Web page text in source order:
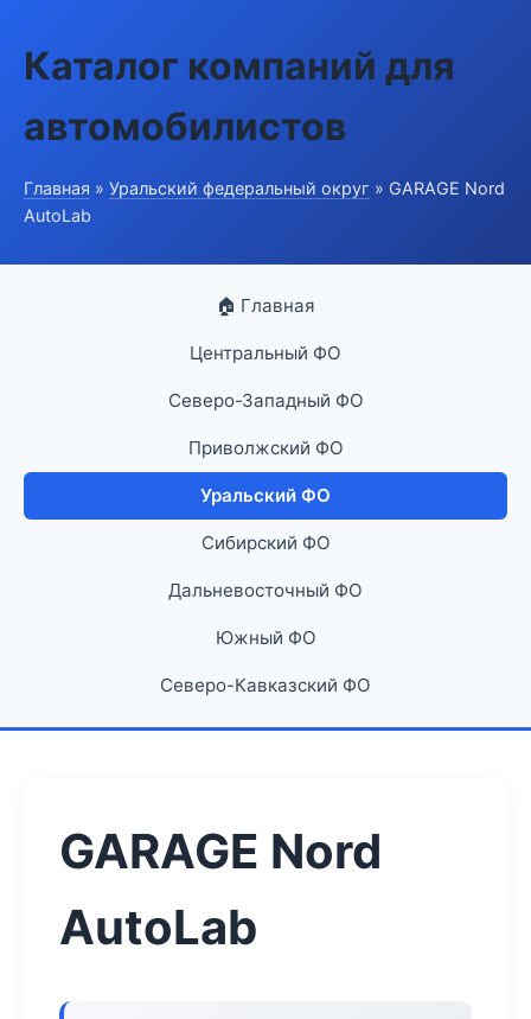
Каталог компаний для
автомобилистов
Главная » Уральский федеральный округ » GARAGE Nord
AutoLab
🏠 Главная
Центральный ФО
Северо-Западный ФО
Приволжский ФО
Уральский ФО
Сибирский ФО
Дальневосточный ФО
Южный ФО
Северо-Кавказский ФО
GARAGE Nord
AutoLab